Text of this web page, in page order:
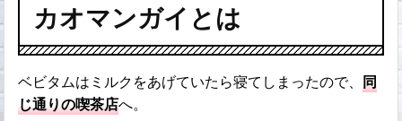
カオマンガイとは
ベビタムはミルクをあげていたら寝てしまったので、同
じ通りの喫茶店へ。